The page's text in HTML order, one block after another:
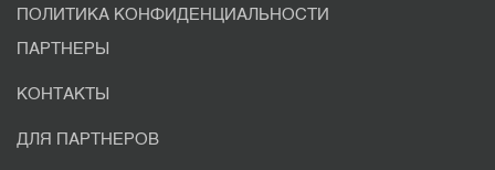
ПОЛИТИКА КОНФИДЕНЦИАЛЬНОСТИ
ПАРТНЕРЫ
КОНТАКТЫ
ДЛЯ ПАРТНЕРОВ